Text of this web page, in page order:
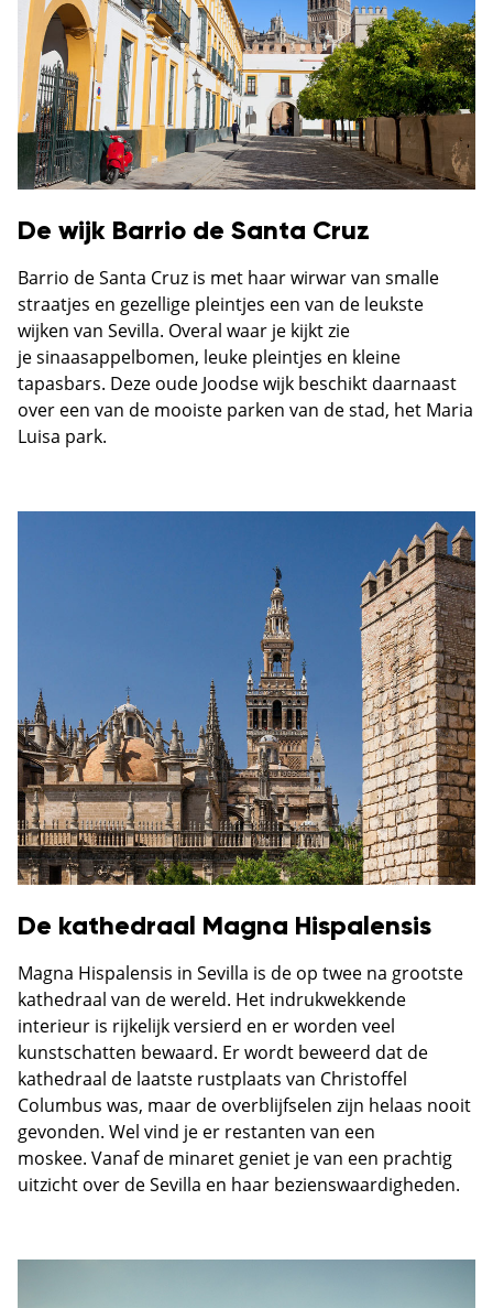
De wijk Barrio de Santa Cruz
Barrio de Santa Cruz is met haar wirwar van smalle
straatjes en gezellige pleintjes een van de leukste
wijken van Sevilla. Overal waar je kijkt zie
je sinaasappelbomen, leuke pleintjes en kleine
tapasbars. Deze oude Joodse wijk beschikt daarnaast
over een van de mooiste parken van de stad, het Maria
Luisa park.
De kathedraal Magna Hispalensis
Magna Hispalensis in Sevilla is de op twee na grootste
kathedraal van de wereld. Het indrukwekkende
interieur is rijkelijk versierd en er worden veel
kunstschatten bewaard. Er wordt beweerd dat de
kathedraal de laatste rustplaats van Christoffel
Columbus was, maar de overblijfselen zijn helaas nooit
gevonden. Wel vind je er restanten van een
moskee. Vanaf de minaret geniet je van een prachtig
uitzicht over de Sevilla en haar bezienswaardigheden.